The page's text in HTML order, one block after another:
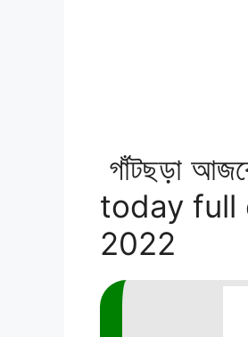
গাঁটছড়া
today full
2022